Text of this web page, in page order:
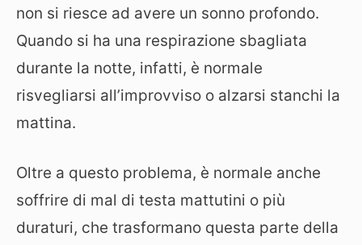
non si riesce ad avere un sonno profondo.
Quando si ha una respirazione sbagliata
durante la notte, infatti, è normale
risvegliarsi all’improvviso o alzarsi stanchi la
mattina.
Oltre a questo problema, è normale anche
soffrire di mal di testa mattutini o più
duraturi, che trasformano questa parte della